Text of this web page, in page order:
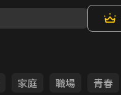
家庭 職場 青春